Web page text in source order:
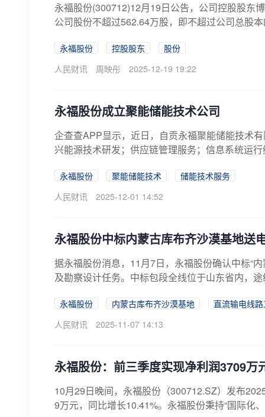
永福股份(300712)12月19日公告，公司控股股东
公司股份不超过562.64万股，即不超过公司总股
永福股份 控股股东
股份
人民财讯
周映彤 2025-12-19 19:22
永福股份成立聚能储能技术公司
企查查APP显示，近日，自贡永福聚能储能技术
兴能源技术研发；供应链管理服务；信息系统运
永福股份 聚能储能技术
储能技术服务
人民财讯
2025-12-01 14:52
永福股份中标内蒙古库布齐沙漠基地送
据永福股份消息，11月7日，永福股份确认中标“
及勘察设计任务。中标包段全线位于山东省内，
永福股份 内蒙古库布齐沙漠基地
直流输电线
人民财讯
2025-11-07 14:13
永福股份：前三季度实现净利润3709万
10月29日晚间，永福股份（300712.SZ）发布
9万元，同比增长10.41%。永福股份秉持“国际化